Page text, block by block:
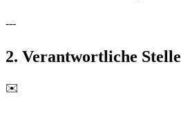
---
2. Verantwortliche Stelle
✉️